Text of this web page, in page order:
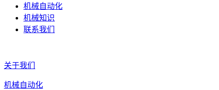
机械自动化
机械知识
联系我们
关于我们
机械自动化